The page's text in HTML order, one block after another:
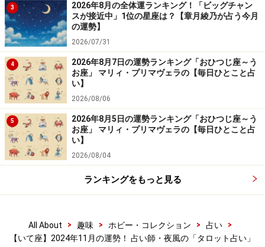
3
2026年8月の全体運ランキング！「ビッグチャン
スが接近中」1位の星座は？【章月綾乃が占う今月
の運勢】
2026/07/31
4
2026年8月7日の運勢ランキング「おひつじ座～う
お座」 マリィ・プリマヴェラの【毎日ひとこと占
い】
2026/08/06
5
2026年8月5日の運勢ランキング「おひつじ座～う
お座」 マリィ・プリマヴェラの【毎日ひとこと占
い】
2026/08/04
ランキングをもっと見る
All About > 趣味 > ホビー・コレクション > 占い
>
【いて座】2024年11月の運勢！ 占い師・夜風の「タロット占い」